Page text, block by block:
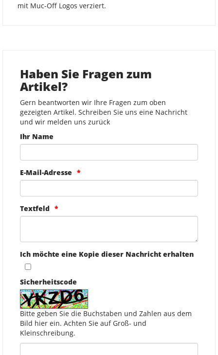
mit Muc-Off Logos verziert.
Haben Sie Fragen zum
Artikel?
Gern beantworten wir Ihre Fragen zum oben
gezeigten Artikel. Schreiben Sie uns eine Nachricht
und wir melden uns zurück
Ihr Name
E-Mail-Adresse
Textfeld
Ich möchte eine Kopie dieser Nachricht erhalten
Sicherheitscode
Bitte geben Sie die Buchstaben und Zahlen aus dem
Bild hier ein. Achten Sie auf Groß- und
Kleinschreibung.